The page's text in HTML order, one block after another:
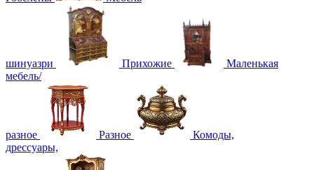
шинуазри Прихожие
Маленькая
мебель/
разное Разное
Комоды,
дрессуары,